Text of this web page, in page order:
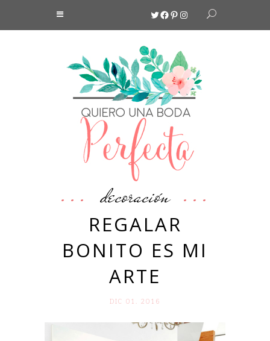
Twitter
Facebook
Pinterest
Instagram
decoración
REGALAR
BONITO ES MI
ARTE
DIC 01. 2016